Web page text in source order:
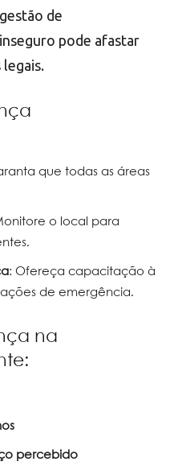
de
pode afastar
que todas as áreas
o local para
: Ofereça capacitação à
de emergência.
na
percebido